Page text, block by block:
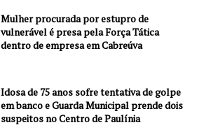
Mulher procurada por estupro de
vulnerável é presa pela Força Tática
dentro de empresa em Cabreúva
Idosa de 75 anos sofre tentativa de golpe
em banco e Guarda Municipal prende dois
suspeitos no Centro de Paulínia